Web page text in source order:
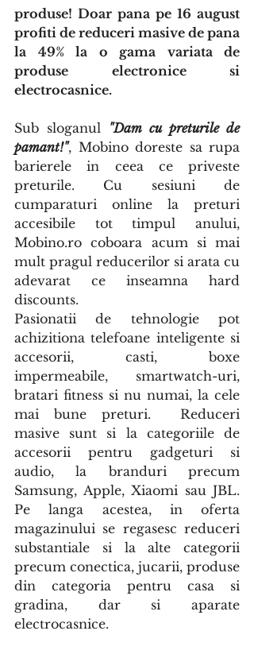
produse! Doar pana pe 16 august
profiti de reduceri masive de pana
la 49% la o gama variata de
produse electronice si
electrocasnice.
Sub sloganul "Dam cu preturile de
pamant!", Mobino doreste sa rupa
barierele in ceea ce priveste
preturile. Cu sesiuni de
cumparaturi online la preturi
accesibile tot timpul anului,
Mobino.ro coboara acum si mai
mult pragul reducerilor si arata cu
adevarat ce inseamna hard
discounts.
Pasionatii de tehnologie pot
achizitiona telefoane inteligente si
accesorii, casti, boxe
impermeabile, smartwatch-uri,
bratari fitness si nu numai, la cele
mai bune preturi.  Reduceri
masive sunt si la categoriile de
accesorii pentru gadgeturi si
audio, la branduri precum
Samsung, Apple, Xiaomi sau JBL.
Pe langa acestea, in oferta
magazinului se regasesc reduceri
substantiale si la alte categorii
precum conectica, jucarii, produse
din categoria pentru casa si
gradina, dar si aparate
electrocasnice.